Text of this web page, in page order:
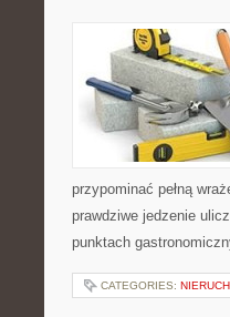
przypominać pełną
prawdziwe jedzenie
punktach
CATEGORIES: